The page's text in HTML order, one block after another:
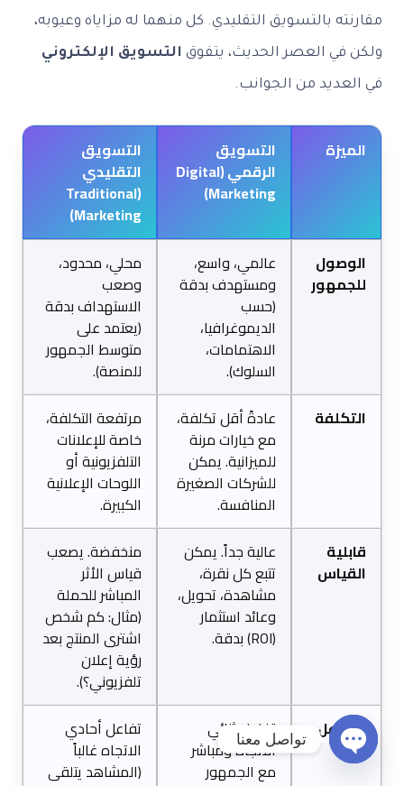
مقارنته بالتسويق التقليدي. كل منهما له مزاياه وعيوبه،
ولكن في العصر الحديث، يتفوق التسويق الإلكتروني
في العديد من الجوانب.
الميزة
التسويق
الرقمي (Digital
Marketing)
التسويق
التقليدي
(Traditional
Marketing)
الوصول
للجمهور
عالمي، واسع،
ومستهدف بدقة
(حسب
الديموغرافيا،
الاهتمامات،
السلوك).
محلي، محدود،
وصعب
الاستهداف بدقة
(يعتمد على
متوسط الجمهور
للمنصة).
التكلفة
عادةً أقل تكلفة،
مع خيارات مرنة
للميزانية. يمكن
للشركات الصغيرة
المنافسة.
مرتفعة التكلفة،
خاصة للإعلانات
التلفزيونية أو
اللوحات الإعلانية
الكبيرة.
قابلية
القياس
عالية جداً. يمكن
تتبع كل نقرة،
مشاهدة، تحويل،
وعائد استثمار
(ROI) بدقة.
منخفضة. يصعب
قياس الأثر
المباشر للحملة
(مثال: كم شخص
اشترى المنتج بعد
رؤية إعلان
تلفزيوني؟).
التفاعل
تفاعل ثنائي
الاتجاه ومباشر
مع الجمهور
تفاعل أحادي
الاتجاه غالباً
(المشاهد يتلقى
تواصل معنا